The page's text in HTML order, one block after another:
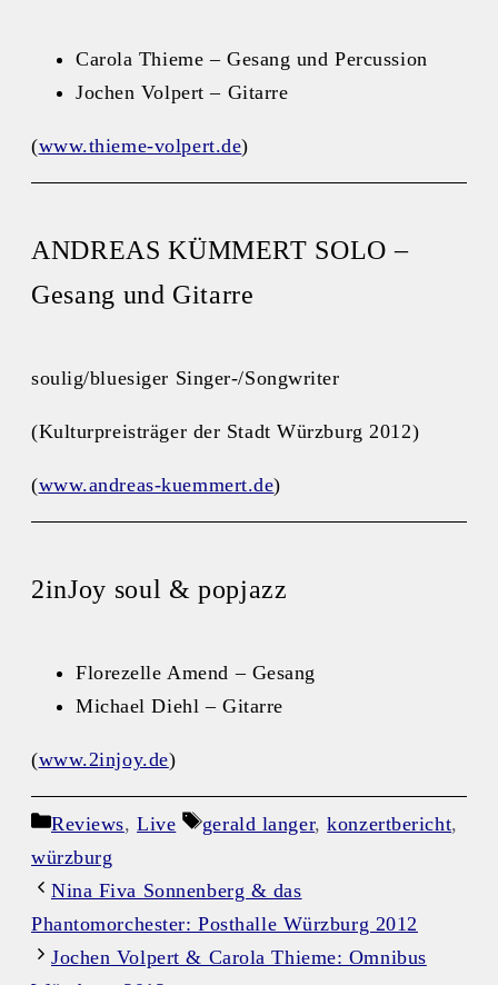
Carola Thieme – Gesang und Percussion
Jochen Volpert – Gitarre
(www.thieme-volpert.de)
ANDREAS KÜMMERT SOLO –
Gesang und Gitarre
soulig/bluesiger Singer-/Songwriter
(Kulturpreisträger der Stadt Würzburg 2012)
(www.andreas-kuemmert.de)
2inJoy soul & popjazz
Florezelle Amend – Gesang
Michael Diehl – Gitarre
(www.2injoy.de)
Kategorien
Reviews,Live Schlagwörter
gerald langer,konzertbericht,
würzburg
Nina Fiva Sonnenberg & das
Phantomorchester: Posthalle Würzburg 2012
Jochen Volpert & Carola Thieme: Omnibus